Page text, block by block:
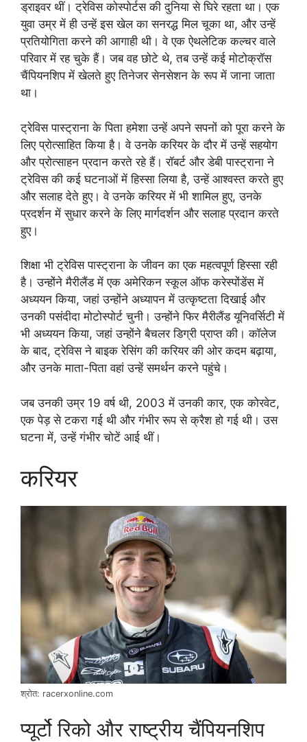
ड्राइवर थीं। ट्रेविस कोस्पोर्टस की दुनिया से घिरे रहता था। एक
युवा उम्र में ही उन्हें इस खेल का सनरद्ध मिल चूका था, और उन्हें
प्रतियोगिता करने की आगाही थी। वे एक ऐथलेटिक कल्चर वाले
परिवार में रह चुके हैं। जब वह छोटे थे, तब उन्हें कई मोटोक्रॉस
चैंपियनशिप में खेलते हुए तिनेजर सेनसेशन के रूप में जाना जाता
था।
ट्रेविस पास्ट्राना के पिता हमेशा उन्हें अपने सपनों को पूरा करने के
लिए प्रोत्साहित किया है। वे उनके करियर के दौर में उन्हें सहयोग
और प्रोत्साहन प्रदान करते रहे हैं। रॉबर्ट और डेबी पास्ट्राना ने
ट्रेविस की कई घटनाओं में हिस्सा लिया है, उन्हें आश्वस्त करते हुए
और सलाह देते हुए। वे उनके करियर में भी शामिल हुए, उनके
प्रदर्शन में सुधार करने के लिए मार्गदर्शन और सलाह प्रदान करते
हुए।
शिक्षा भी ट्रेविस पास्ट्राना के जीवन का एक महत्वपूर्ण हिस्सा रही
है। उन्होंने मैरीलैंड में एक अमेरिकन स्कूल ऑफ करेस्पोंडेंस में
अध्ययन किया, जहां उन्होंने अध्यापन में उत्कृष्टता दिखाई और
उनकी पसंदीदा मोटोस्पोर्ट चुनी। उन्होंने फिर मैरीलैंड यूनिवर्सिटी में
भी अध्ययन किया, जहां उन्होंने बैचलर डिग्री प्राप्त की। कॉलेज
के बाद, ट्रेविस ने बाइक रेसिंग की करियर की ओर कदम बढ़ाया,
और उनके माता-पिता वहां उन्हें समर्थन करने पहुंचे।
जब उनकी उम्र 19 वर्ष थी, 2003 में उनकी कार, एक कोरवेट,
एक पेड़ से टकरा गई थी और गंभीर रूप से क्रैश हो गई थी। उस
घटना में, उन्हें गंभीर चोटें आई थीं।
करियर
श्रोत: racerxonline.com
प्यूर्टो रिको और राष्ट्रीय चैंपियनशिप